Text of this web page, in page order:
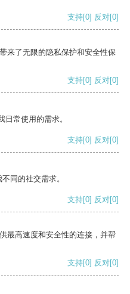
支持[0] 反对[0]
来了无限的隐私保护和安全性保
支持[0] 反对[0]
常使用的需求。
支持[0] 反对[0]
同的社交需求。
支持[0] 反对[0]
最高速度和安全性的连接，并帮
支持[0] 反对[0]